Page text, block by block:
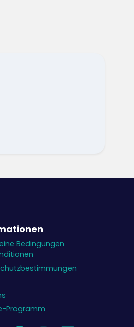
Bedingungen
Programm